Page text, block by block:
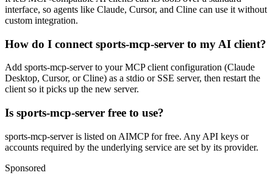
interface, so agents like Claude, Cursor, and Cline can use it without
custom integration.
How do I connect sports-mcp-server to my AI client?
Add sports-mcp-server to your MCP client configuration (Claude
Desktop, Cursor, or Cline) as a stdio or SSE server, then restart the
client so it picks up the new server.
Is sports-mcp-server free to use?
sports-mcp-server is listed on AIMCP for free. Any API keys or
accounts required by the underlying service are set by its provider.
Sponsored